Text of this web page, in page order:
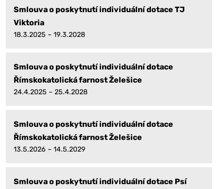
Smlouva o poskytnutí individuální dotace TJ
Viktoria
18.3.2025 – 19.3.2028
Smlouva o poskytnutí individuální dotace
Římskokatolická farnost Želešice
24.4.2025 – 25.4.2028
Smlouva o poskytnutí individuální dotace
Římskokatolická farnost Želešice
13.5.2026 – 14.5.2029
Smlouva o poskytnutí individuální dotace Psí